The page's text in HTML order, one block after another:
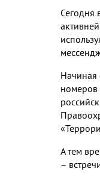
Сегодня
Начиная
номеров
А тем
–